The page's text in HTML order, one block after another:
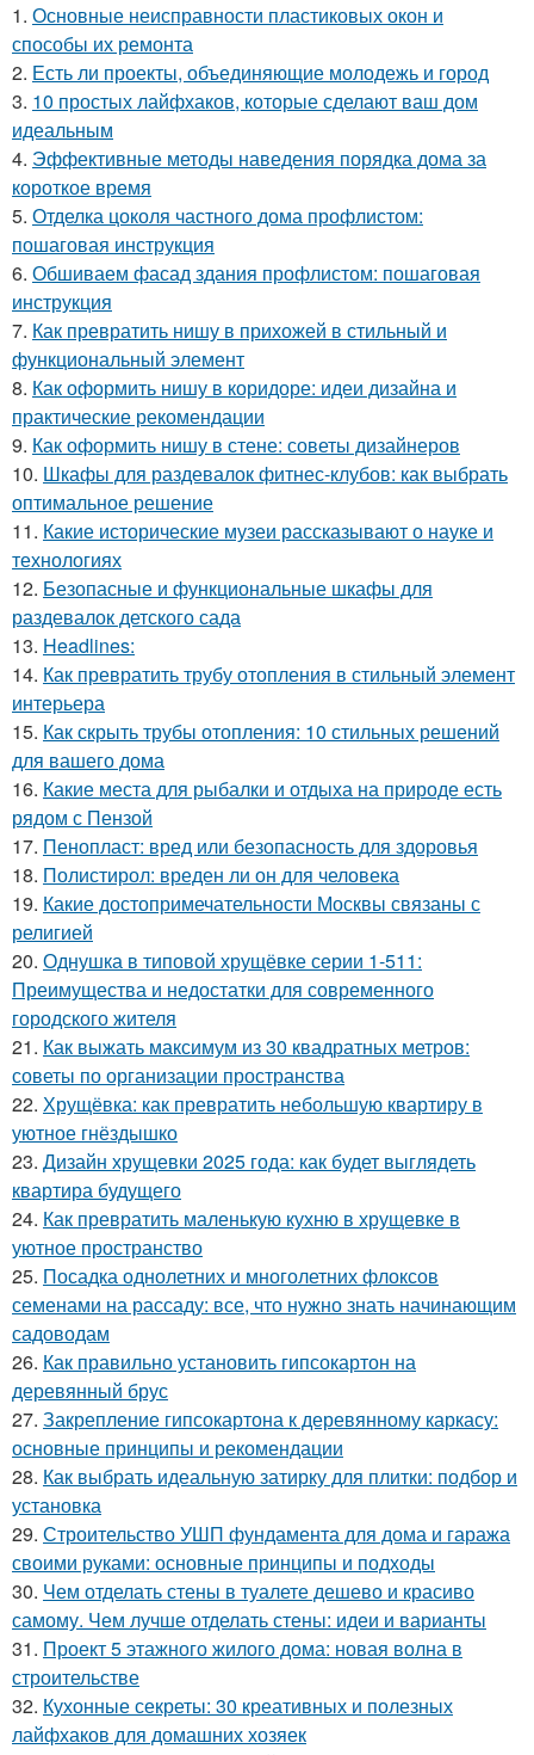
1. Основные неисправности пластиковых окон и
способы их ремонта
2. Есть ли проекты, объединяющие молодежь и город
3. 10 простых лайфхаков, которые сделают ваш дом
идеальным
4. Эффективные методы наведения порядка дома за
короткое время
5. Отделка цоколя частного дома профлистом:
пошаговая инструкция
6. Обшиваем фасад здания профлистом: пошаговая
инструкция
7. Как превратить нишу в прихожей в стильный и
функциональный элемент
8. Как оформить нишу в коридоре: идеи дизайна и
практические рекомендации
9. Как оформить нишу в стене: советы дизайнеров
10. Шкафы для раздевалок фитнес-клубов: как выбрать
оптимальное решение
11. Какие исторические музеи рассказывают о науке и
технологиях
12. Безопасные и функциональные шкафы для
раздевалок детского сада
13. Headlines:
14. Как превратить трубу отопления в стильный элемент
интерьера
15. Как скрыть трубы отопления: 10 стильных решений
для вашего дома
16. Какие места для рыбалки и отдыха на природе есть
рядом с Пензой
17. Пенопласт: вред или безопасность для здоровья
18. Полистирол: вреден ли он для человека
19. Какие достопримечательности Москвы связаны с
религией
20. Однушка в типовой хрущёвке серии 1-511:
Преимущества и недостатки для современного
городского жителя
21. Как выжать максимум из 30 квадратных метров:
советы по организации пространства
22. Хрущёвка: как превратить небольшую квартиру в
уютное гнёздышко
23. Дизайн хрущевки 2025 года: как будет выглядеть
квартира будущего
24. Как превратить маленькую кухню в хрущевке в
уютное пространство
25. Посадка однолетних и многолетних флоксов
семенами на рассаду: все, что нужно знать начинающим
садоводам
26. Как правильно установить гипсокартон на
деревянный брус
27. Закрепление гипсокартона к деревянному каркасу:
основные принципы и рекомендации
28. Как выбрать идеальную затирку для плитки: подбор и
установка
29. Строительство УШП фундамента для дома и гаража
своими руками: основные принципы и подходы
30. Чем отделать стены в туалете дешево и красиво
самому. Чем лучше отделать стены: идеи и варианты
31. Проект 5 этажного жилого дома: новая волна в
строительстве
32. Кухонные секреты: 30 креативных и полезных
лайфхаков для домашних хозяек